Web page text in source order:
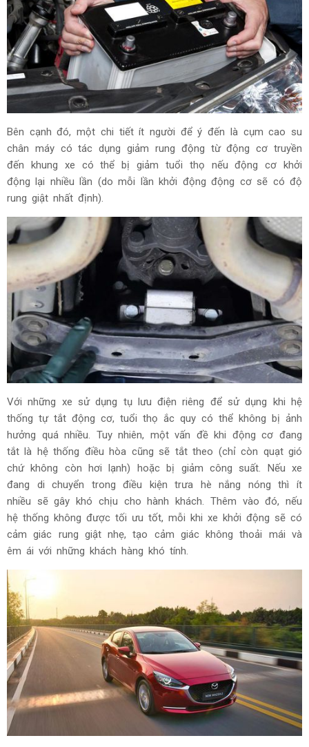
Bên cạnh đó, một chi tiết ít người để ý đến là cụm cao su
chân máy có tác dụng giảm rung động từ động cơ truyền
đến khung xe có thể bị giảm tuổi thọ nếu động cơ khởi
động lại nhiều lần (do mỗi lần khởi động động cơ sẽ có độ
rung giật nhất định).
Với những xe sử dụng tụ lưu điện riêng để sử dụng khi hệ
thống tự tắt động cơ, tuổi thọ ắc quy có thể không bị ảnh
hưởng quá nhiều. Tuy nhiên, một vấn đề khi động cơ đang
tắt là hệ thống điều hòa cũng sẽ tắt theo (chỉ còn quạt gió
chứ không còn hơi lạnh) hoặc bị giảm công suất. Nếu xe
đang di chuyển trong điều kiện trưa hè nắng nóng thì ít
nhiều sẽ gây khó chịu cho hành khách. Thêm vào đó, nếu
hệ thống không được tối ưu tốt, mỗi khi xe khởi động sẽ có
cảm giác rung giật nhẹ, tạo cảm giác không thoải mái và
êm ái với những khách hàng khó tính.